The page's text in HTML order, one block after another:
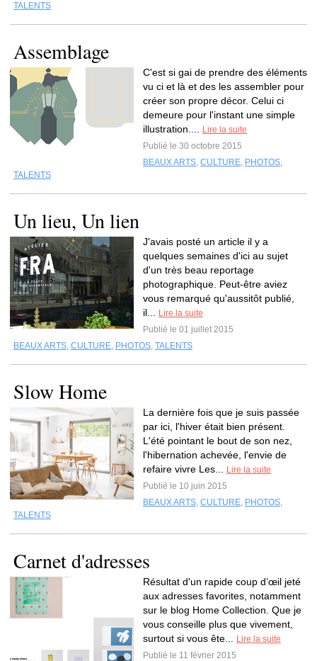
TALENTS
Assemblage
C'est si gai de prendre des éléments
vu ci et là et des les assembler pour
créer son propre décor. Celui ci
demeure pour l'instant une simple
illustration....
Lire la suite
Publié le 30 octobre 2015
BEAUX ARTS, CULTURE, PHOTOS,
TALENTS
Un lieu, Un lien
J'avais posté un article il y a
quelques semaines d'ici au sujet
d'un très beau reportage
photographique. Peut-être aviez
vous remarqué qu'aussitôt publié,
il...
Lire la suite
Publié le 01 juillet 2015
BEAUX ARTS, CULTURE, PHOTOS, TALENTS
Slow Home
La dernière fois que je suis passée
par ici, l'hiver était bien présent.
L'été pointant le bout de son nez,
l'hibernation achevée, l'envie de
refaire vivre Les...
Lire la suite
Publié le 10 juin 2015
BEAUX ARTS, CULTURE, PHOTOS,
TALENTS
Carnet d'adresses
Résultat d'un rapide coup d’œil jeté
aux adresses favorites, notamment
sur le blog Home Collection. Que je
vous conseille plus que vivement,
surtout si vous ête...
Lire la suite
Publié le 11 février 2015